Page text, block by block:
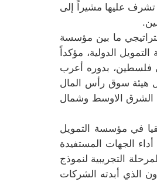
تشرف عليها مشيراً إلى
ما بين مؤسسة
الدولية، مؤكداً
فلسطين، بدوره أعرب
هيئة سوق رأس المال
الشرق الاوسط وشمال
في مؤسسة التمويل
الجهات المستفيدة
التجريبية لنموذج
الذي أبدته الشركات